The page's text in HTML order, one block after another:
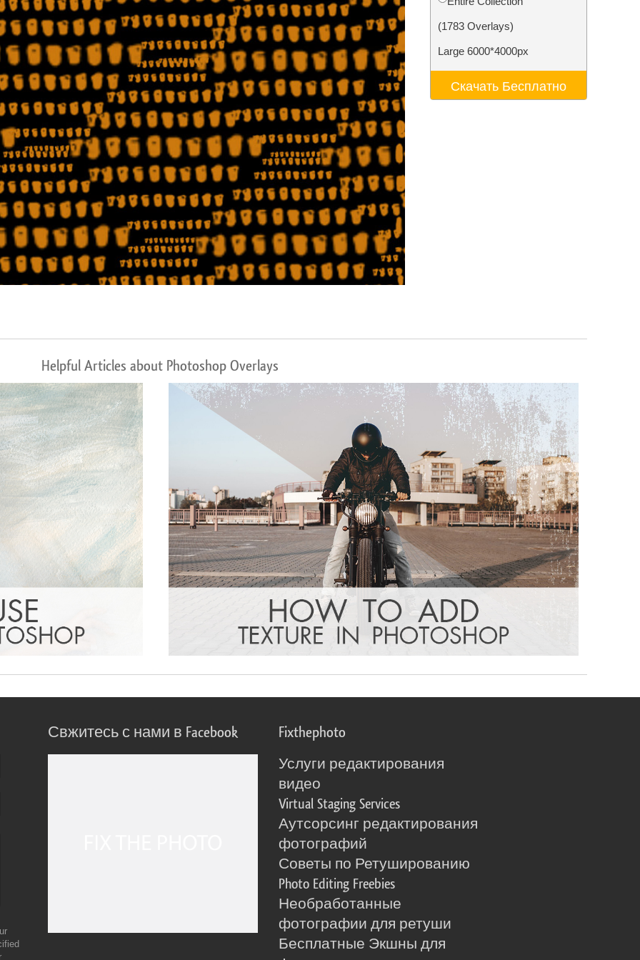
ретуши Ретушь ювелирных Данные для обучения
ИИ
Video Editing Services
(1783 Overlays)
Large 6000*4000px
Скачать Бесплатно
Helpful Articles about Photoshop Overlays
Свжитесь с нами в Facebook Fixthephoto
Услуги редактирования
видео
Virtual Staging Services
Аутсорсинг редактирования
фотографий
Советы по Ретушированию
Photo Editing Freebies
Необработанные
фотографии для ретуши
Бесплатные Экшны для